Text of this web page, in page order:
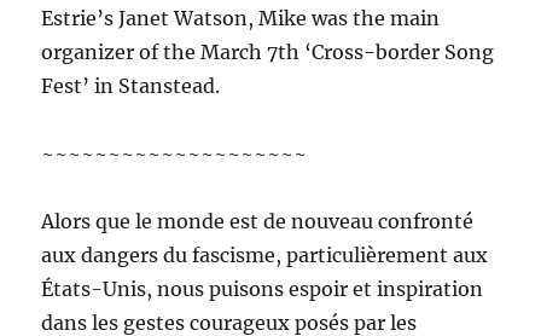
Estrie’s Janet Watson, Mike was the main
organizer of the March 7th ‘Cross-border Song
Fest’ in Stanstead.
~~~~~~~~~~~~~~~~~~~~
Alors que le monde est de nouveau confronté
aux dangers du fascisme, particulièrement aux
États-Unis, nous puisons espoir et inspiration
dans les gestes courageux posés par les